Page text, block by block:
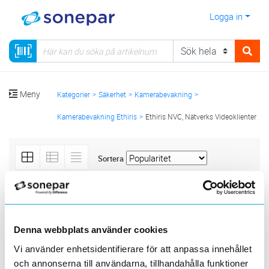
Denna webbplats använder cookies
Vi använder enhetsidentifierare för att anpassa innehållet
och annonserna till användarna, tillhandahålla funktioner
Logga in
Meny Kategorier Säkerhet Kamerabevakning
Kamerabevakning Ethiris Ethiris NVC, Nätverks Videoklienter
Sortera
Sida < 1 200
Filter Lagerförda Alla 5 st